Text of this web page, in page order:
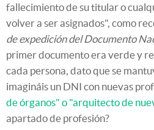
fallecimiento de su titular o
volver a ser asignados", como
de expedición del Documento
primer documento era verde y
cada persona, dato que se
imagináis un DNI con nuevas
de órganos" o "arquitecto de
apartado de profesión?